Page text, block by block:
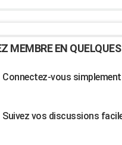
MEMBRE EN
Connectez-vous
Suivez vos discussions